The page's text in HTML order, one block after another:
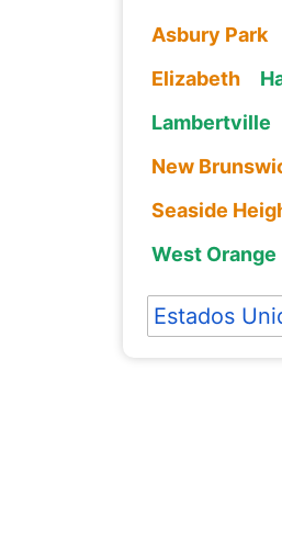
Asbury Park
Elizabeth
Lambertville
New
Seaside
West Orange
Estados